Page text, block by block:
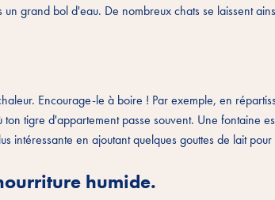
grand bol d'eau. De nombreux chats se laissent
Encourage-le à boire ! Par exemple, en
tigre d'appartement passe souvent. Une fontaine
intéressante en ajoutant quelques gouttes de lait pour
humide.